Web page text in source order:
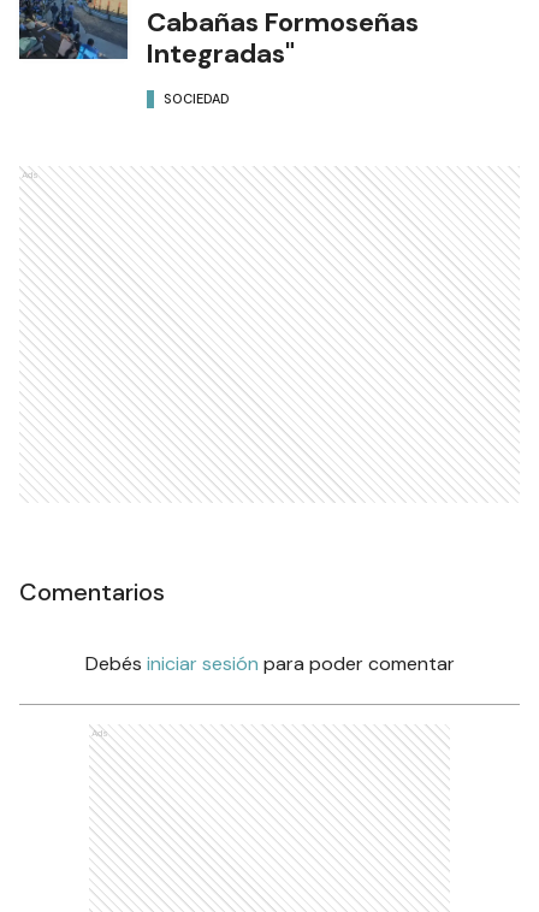
Cabañas Formoseñas
Integradas"
SOCIEDAD
Ads
Comentarios
Debés iniciar sesión para poder comentar
Ads